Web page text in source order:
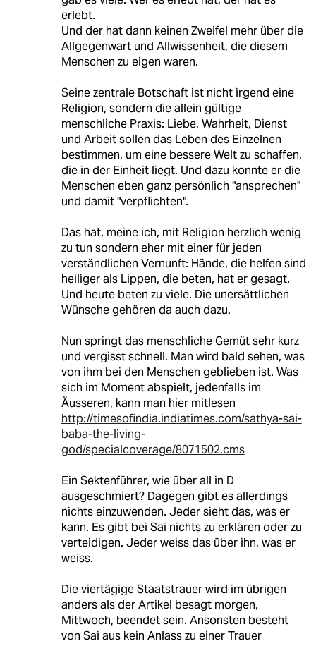
erlebt.
Und der hat dann keinen Zweifel mehr über die
Allgegenwart und Allwissenheit, die diesem
Menschen zu eigen waren.
Seine zentrale Botschaft ist nicht irgend eine
Religion, sondern die allein gültige
menschliche Praxis: Liebe, Wahrheit, Dienst
und Arbeit sollen das Leben des Einzelnen
bestimmen, um eine bessere Welt zu schaffen,
die in der Einheit liegt. Und dazu konnte er die
Menschen eben ganz persönlich "ansprechen"
und damit "verpflichten".
Das hat, meine ich, mit Religion herzlich wenig
zu tun sondern eher mit einer für jeden
verständlichen Vernunft: Hände, die helfen sind
heiliger als Lippen, die beten, hat er gesagt.
Und heute beten zu viele. Die unersättlichen
Wünsche gehören da auch dazu.
Nun springt das menschliche Gemüt sehr kurz
und vergisst schnell. Man wird bald sehen, was
von ihm bei den Menschen geblieben ist. Was
sich im Moment abspielt, jedenfalls im
Äusseren, kann man hier mitlesen
http://timesofindia.indiatimes.com/sathya-sai-
baba-the-living-
god/specialcoverage/8071502.cms
Ein Sektenführer, wie über all in D
ausgeschmiert? Dagegen gibt es allerdings
nichts einzuwenden. Jeder sieht das, was er
kann. Es gibt bei Sai nichts zu erklären oder zu
verteidigen. Jeder weiss das über ihn, was er
weiss.
Die viertägige Staatstrauer wird im übrigen
anders als der Artikel besagt morgen,
Mittwoch, beendet sein. Ansonsten besteht
von Sai aus kein Anlass zu einer Trauer